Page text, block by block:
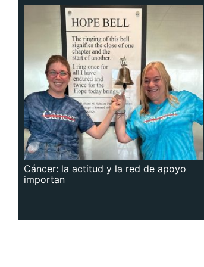
Cáncer: la actitud y la red de apoyo
importan